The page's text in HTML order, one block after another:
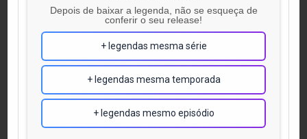
Depois de baixar a legenda, não se esqueça de
conferir o seu release!
+ legendas mesma série
+ legendas mesma temporada
+ legendas mesmo episódio